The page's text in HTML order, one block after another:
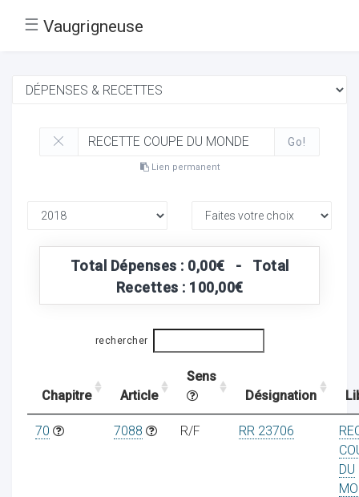
☰ Vaugrigneuse
Go!
Lien permanent
Total Dépenses : 0,00€ - Total
Recettes : 100,00€
rechercher
Chapitre Article
Sens
Désignation
70 7088 R/F RR 23706
DU